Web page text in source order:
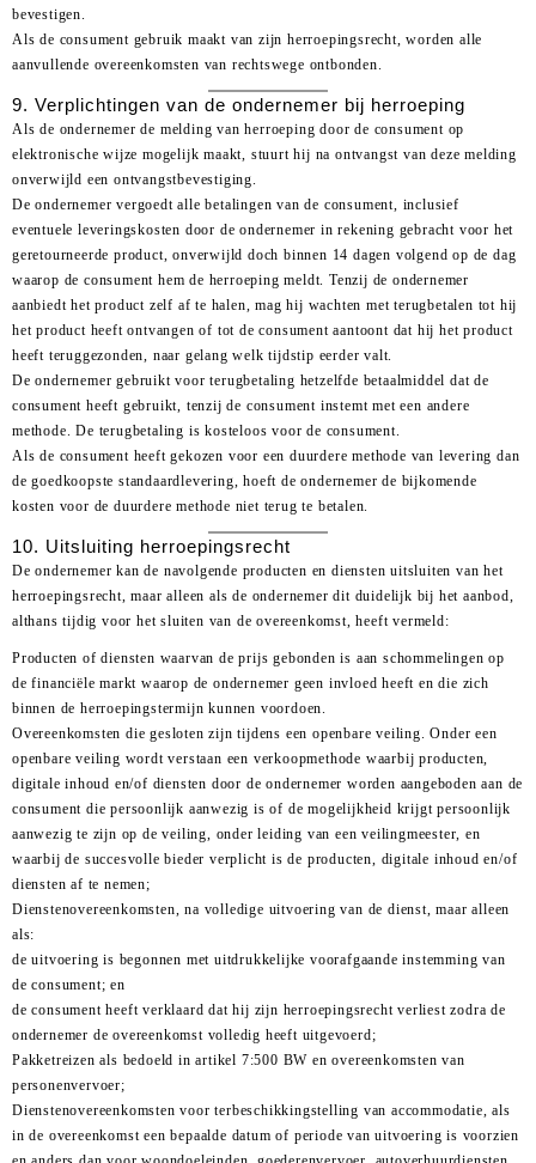
bevestigen.
Als de consument gebruik maakt van zijn herroepingsrecht, worden alle
aanvullende overeenkomsten van rechtswege ontbonden.
9. Verplichtingen van de ondernemer bij herroeping
Als de ondernemer de melding van herroeping door de consument op
elektronische wijze mogelijk maakt, stuurt hij na ontvangst van deze melding
onverwijld een ontvangstbevestiging.
De ondernemer vergoedt alle betalingen van de consument, inclusief
eventuele leveringskosten door de ondernemer in rekening gebracht voor het
geretourneerde product, onverwijld doch binnen 14 dagen volgend op de dag
waarop de consument hem de herroeping meldt. Tenzij de ondernemer
aanbiedt het product zelf af te halen, mag hij wachten met terugbetalen tot hij
het product heeft ontvangen of tot de consument aantoont dat hij het product
heeft teruggezonden, naar gelang welk tijdstip eerder valt.
De ondernemer gebruikt voor terugbetaling hetzelfde betaalmiddel dat de
consument heeft gebruikt, tenzij de consument instemt met een andere
methode. De terugbetaling is kosteloos voor de consument.
Als de consument heeft gekozen voor een duurdere methode van levering dan
de goedkoopste standaardlevering, hoeft de ondernemer de bijkomende
kosten voor de duurdere methode niet terug te betalen.
10. Uitsluiting herroepingsrecht
De ondernemer kan de navolgende producten en diensten uitsluiten van het
herroepingsrecht, maar alleen als de ondernemer dit duidelijk bij het aanbod,
althans tijdig voor het sluiten van de overeenkomst, heeft vermeld:
Producten of diensten waarvan de prijs gebonden is aan schommelingen op
de financiële markt waarop de ondernemer geen invloed heeft en die zich
binnen de herroepingstermijn kunnen voordoen.
Overeenkomsten die gesloten zijn tijdens een openbare veiling. Onder een
openbare veiling wordt verstaan een verkoopmethode waarbij producten,
digitale inhoud en/of diensten door de ondernemer worden aangeboden aan de
consument die persoonlijk aanwezig is of de mogelijkheid krijgt persoonlijk
aanwezig te zijn op de veiling, onder leiding van een veilingmeester, en
waarbij de succesvolle bieder verplicht is de producten, digitale inhoud en/of
diensten af te nemen;
Dienstenovereenkomsten, na volledige uitvoering van de dienst, maar alleen
als:
de uitvoering is begonnen met uitdrukkelijke voorafgaande instemming van
de consument; en
de consument heeft verklaard dat hij zijn herroepingsrecht verliest zodra de
ondernemer de overeenkomst volledig heeft uitgevoerd;
Pakketreizen als bedoeld in artikel 7:500 BW en overeenkomsten van
personenvervoer;
Dienstenovereenkomsten voor terbeschikkingstelling van accommodatie, als
in de overeenkomst een bepaalde datum of periode van uitvoering is voorzien